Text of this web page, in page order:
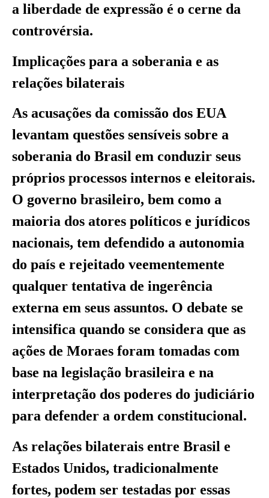
a liberdade de expressão é o cerne da
controvérsia.
Implicações para a soberania e as
relações bilaterais
As acusações da comissão dos EUA
levantam questões sensíveis sobre a
soberania do Brasil em conduzir seus
próprios processos internos e eleitorais.
O governo brasileiro, bem como a
maioria dos atores políticos e jurídicos
nacionais, tem defendido a autonomia
do país e rejeitado veementemente
qualquer tentativa de ingerência
externa em seus assuntos. O debate se
intensifica quando se considera que as
ações de Moraes foram tomadas com
base na legislação brasileira e na
interpretação dos poderes do judiciário
para defender a ordem constitucional.
As relações bilaterais entre Brasil e
Estados Unidos, tradicionalmente
fortes, podem ser testadas por essas